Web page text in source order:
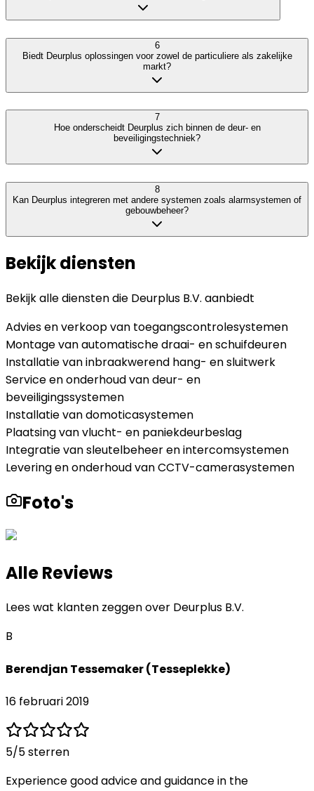
6
Biedt Deurplus oplossingen voor zowel de particuliere als zakelijke
markt?
7
Hoe onderscheidt Deurplus zich binnen de deur- en
beveiligingstechniek?
8
Kan Deurplus integreren met andere systemen zoals alarmsystemen of
gebouwbeheer?
Bekijk diensten
Bekijk alle diensten die Deurplus B.V. aanbiedt
Advies en verkoop van toegangscontrolesystemen
Montage van automatische draai- en schuifdeuren
Installatie van inbraakwerend hang- en sluitwerk
Service en onderhoud van deur- en
beveiligingssystemen
Installatie van domoticasystemen
Plaatsing van vlucht- en paniekdeurbeslag
Integratie van sleutelbeheer en intercomsystemen
Levering en onderhoud van CCTV-camerasystemen
Foto's
Alle Reviews
Lees wat klanten zeggen over Deurplus B.V.
B
Berendjan Tessemaker (Tesseplekke)
16 februari 2019
5/5 sterren
Experience good advice and guidance in the